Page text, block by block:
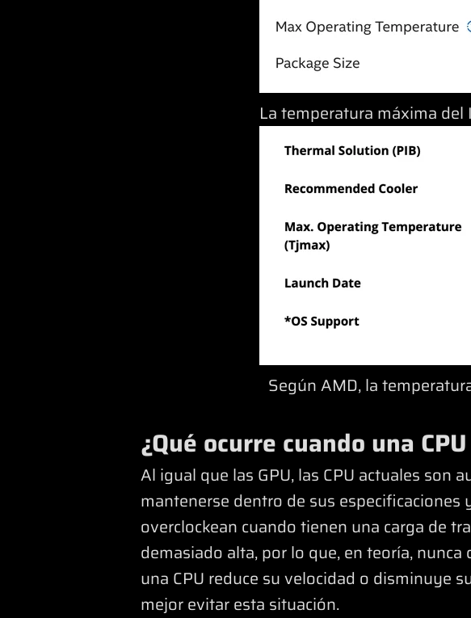
La temperatura máxima del
Según AMD, la
¿Qué ocurre cuando una
Al igual que las GPU, las CPU actuales
mantenerse dentro de sus
overclockean cuando tienen una carga de
demasiado alta, por lo que, en teoría,
una CPU reduce su velocidad o disminuye
mejor evitar esta situación.